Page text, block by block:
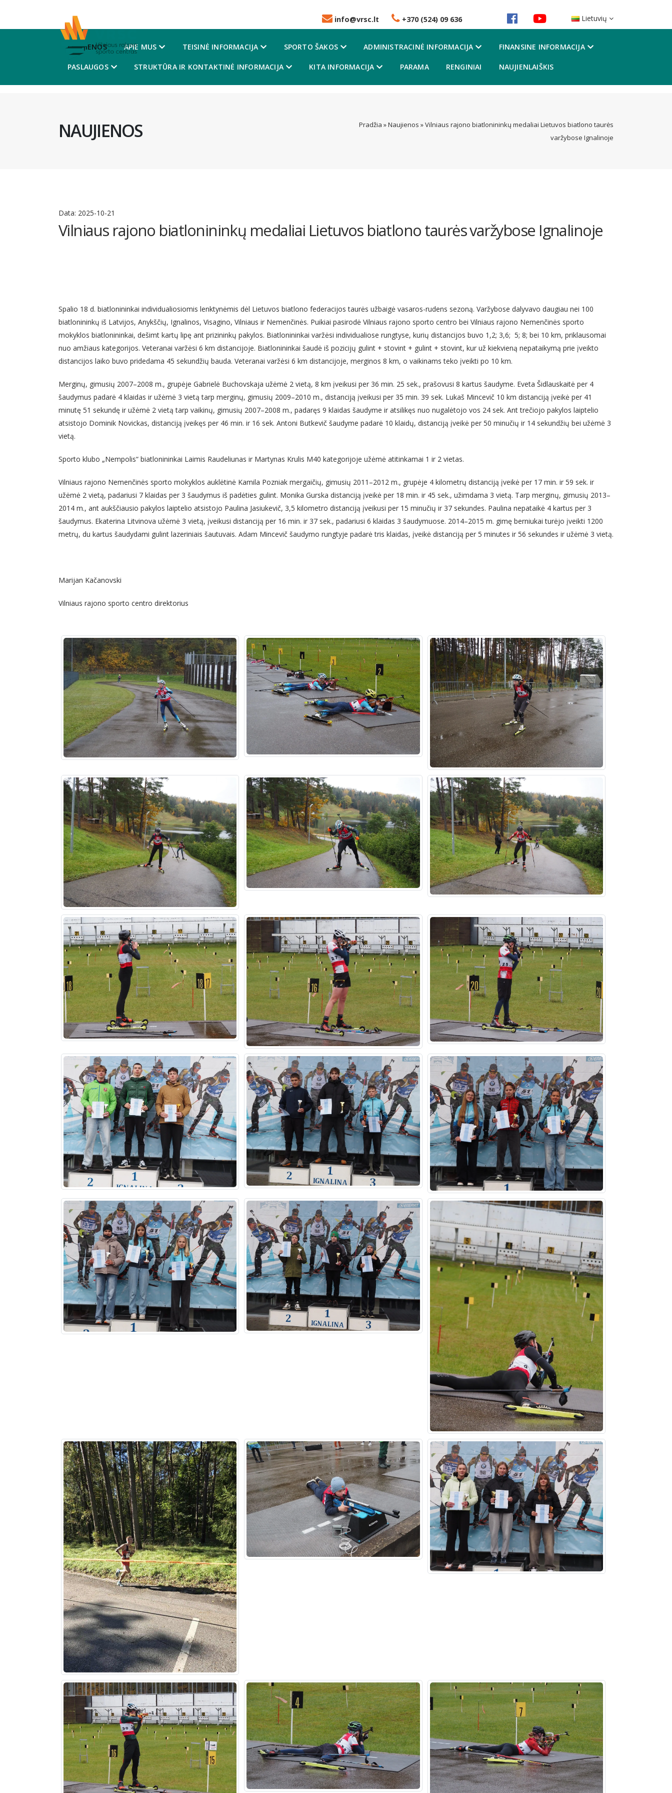
info@vrsc.lt +370 (524) 09 636 Lietuvių
NAUJIENOS APIE MUS TEISINĖ INFORMACIJA SPORTO ŠAKOS ADMINISTRACINĖ INFORMACIJA FINANSINE INFORMACIJA
PASLAUGOS STRUKTŪRA IR KONTAKTINĖ INFORMACIJA KITA INFORMACIJA PARAMA RENGINIAI NAUJIENLAIŠKIS
NAUJIENOS Pradžia »Naujienos »Vilniaus rajono biatlonininkų medaliai Lietuvos biatlono taurės
varžybose Ignalinoje
Data: 2025-10-21
Vilniaus rajono biatlonininkų medaliai Lietuvos biatlono taurės varžybose Ignalinoje
Spalio 18 d. biatlonininkai individualiosiomis lenktynėmis dėl Lietuvos biatlono federacijos taurės užbaigė vasaros-rudens sezoną. Varžybose dalyvavo daugiau nei 100
biatlonininkų iš Latvijos, Anykščių, Ignalinos, Visagino, Vilniaus ir Nemenčinės. Puikiai pasirodė Vilniaus rajono sporto centro bei Vilniaus rajono Nemenčinės sporto
mokyklos biatlonininkai, dešimt kartų lipę ant prizininkų pakylos. Biatlonininkai varžėsi individualiose rungtyse, kurių distancijos buvo 1,2; 3,6; 5; 8; bei 10 km, priklausomai
nuo amžiaus kategorijos. Veteranai varžėsi 6 km distancijoje. Biatlonininkai šaudė iš pozicijų gulint + stovint + gulint + stovint, kur už kiekvieną nepataikymą prie įveikto
distancijos laiko buvo pridedama 45 sekundžių bauda. Veteranai varžėsi 6 km distancijoje, merginos 8 km, o vaikinams teko įveikti po 10 km.
Merginų, gimusių 2007–2008 m., grupėje Gabrielė Buchovskaja užėmė 2 vietą, 8 km įveikusi per 36 min. 25 sek., prašovusi 8 kartus šaudyme. Eveta Šidlauskaitė per 4
šaudymus padarė 4 klaidas ir užėmė 3 vietą tarp merginų, gimusių 2009–2010 m., distanciją įveikusi per 35 min. 39 sek. Lukaš Mincevič 10 km distanciją įveikė per 41
minutę 51 sekundę ir užėmė 2 vietą tarp vaikinų, gimusių 2007–2008 m., padaręs 9 klaidas šaudyme ir atsilikęs nuo nugalėtojo vos 24 sek. Ant trečiojo pakylos laiptelio
atsistojo Dominik Novickas, distanciją įveikęs per 46 min. ir 16 sek. Antoni Butkevič šaudyme padarė 10 klaidų, distanciją įveikė per 50 minučių ir 14 sekundžių bei užėmė 3
vietą.
Sporto klubo „Nempolis“ biatlonininkai Laimis Raudeliunas ir Martynas Krulis M40 kategorijoje užėmė atitinkamai 1 ir 2 vietas.
Vilniaus rajono Nemenčinės sporto mokyklos auklėtinė Kamila Pozniak mergaičių, gimusių 2011–2012 m., grupėje 4 kilometrų distanciją įveikė per 17 min. ir 59 sek. ir
užėmė 2 vietą, padariusi 7 klaidas per 3 šaudymus iš padėties gulint. Monika Gurska distanciją įveikė per 18 min. ir 45 sek., užimdama 3 vietą. Tarp merginų, gimusių 2013–
2014 m., ant aukščiausio pakylos laiptelio atsistojo Paulina Jasiukevič, 3,5 kilometro distanciją įveikusi per 15 minučių ir 37 sekundes. Paulina nepataikė 4 kartus per 3
šaudymus. Ekaterina Litvinova užėmė 3 vietą, įveikusi distanciją per 16 min. ir 37 sek., padariusi 6 klaidas 3 šaudymuose. 2014–2015 m. gimę berniukai turėjo įveikti 1200
metrų, du kartus šaudydami gulint lazeriniais šautuvais. Adam Mincevič šaudymo rungtyje padarė tris klaidas, įveikė distanciją per 5 minutes ir 56 sekundes ir užėmė 3 vietą.
Marijan Kačanovski
Vilniaus rajono sporto centro direktorius